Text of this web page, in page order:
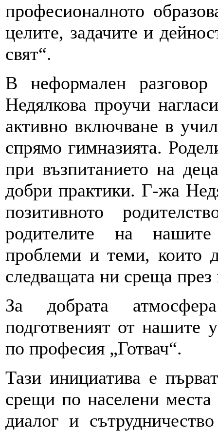
професионалното
целите, задачите и
свят“.
В неформален
Недялкова проучи
активно включване в
спрямо гимназията.
при възпитанието на
добри практики. Г-жа
позитивното
родителите на
проблеми и теми, които
следващата ни среща
За добрата
подготвеният от нашите
по професия „Готвач“.
Тази инициатива е
срещи по населени места
диалог и